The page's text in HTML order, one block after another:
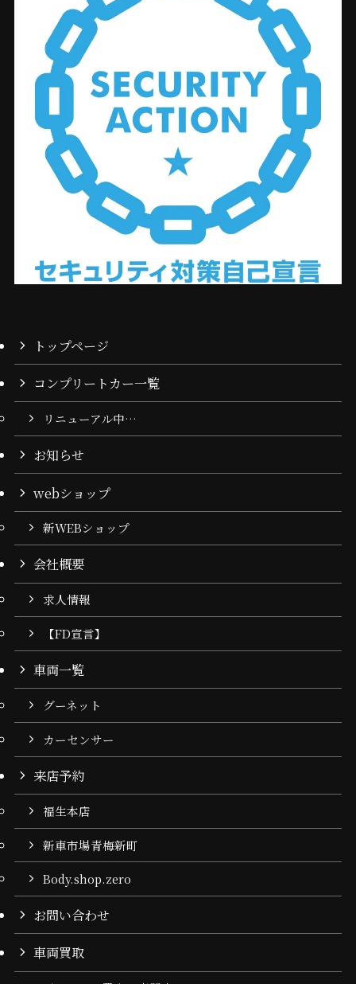
トップページ
コンプリートカー一覧
リニューアル中…
お知らせ
webショップ
新WEBショップ
会社概要
求人情報
【FD宣言】
車両一覧
グーネット
カーセンサー
来店予約
福生本店
新車市場青梅新町
Body.shop.zero
お問い合わせ
車両買取